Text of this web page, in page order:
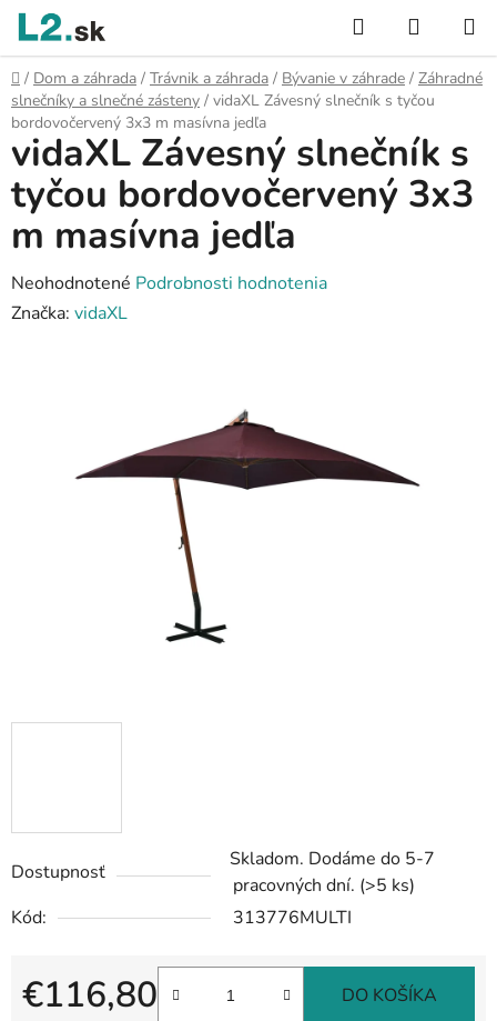
Prejsť
obsah
Hľadať
KOŠÍK
Domov
/ Dom a záhrada / Trávnik a záhrada / Bývanie v záhrade / Záhradné
slnečníky a slnečné zásteny / vidaXL Závesný slnečník s tyčou
bordovočervený 3x3 m masívna jedľa
Dostupnosť
Skladom. Dodáme do 5-7
pracovných dní. (>5 ks)
Kód:
313776MULTI
€116,80 DO KOŠÍKA
vidaXL Závesný slnečník s
tyčou bordovočervený 3x3
m masívna jedľa
Priemerné
hodnotenie
Neohodnotené Podrobnosti hodnotenia
Značka: vidaXL